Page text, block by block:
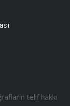
telif hakkı